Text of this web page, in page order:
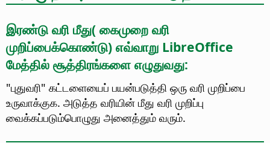
இரண்டு வரி மீது( கைமுறை வரி
முறிப்பைக்கொண்டு) எவ்வாறு LibreOffice
மேத்தில் சூத்திரங்களை எழுதுவது:
"புதுவரி" கட்டளையைப் பயன்படுத்தி ஒரு வரி முறிப்பை
உருவாக்குக. அடுத்த வரியின் மீது வரி முறிப்பு
வைக்கப்படும்பொழுது அனைத்தும் வரும்.